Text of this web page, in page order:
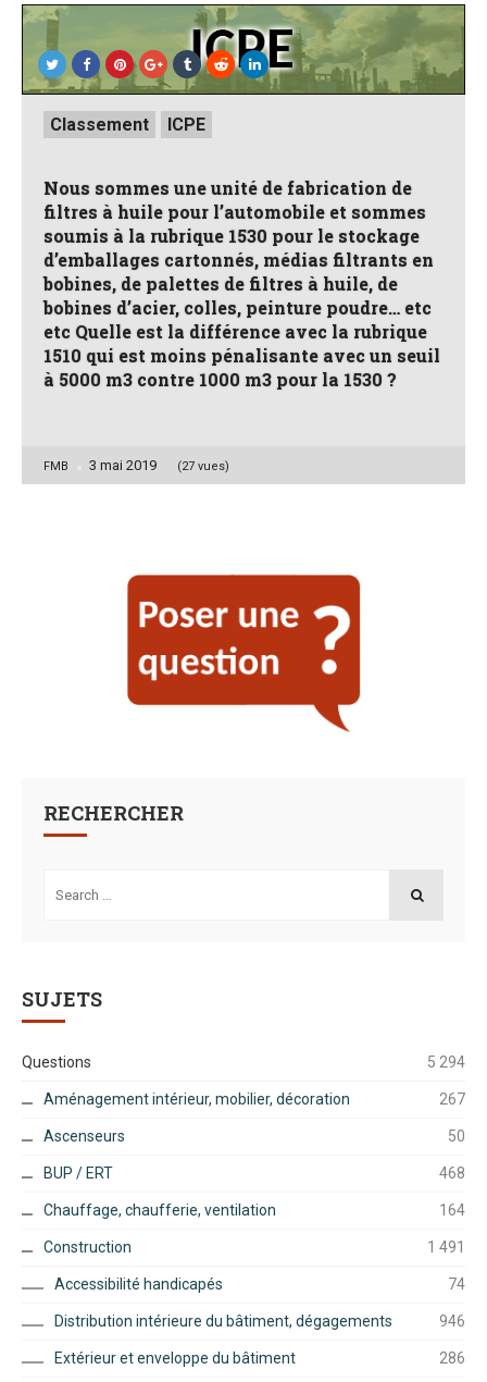
Posted
inClassement ICPE
Nous sommes une unité de fabrication de
filtres à huile pour l’automobile et sommes
soumis à la rubrique 1530 pour le stockage
d’emballages cartonnés, médias filtrants en
bobines, de palettes de filtres à huile, de
bobines d’acier, colles, peinture poudre… etc
etc Quelle est la différence avec la rubrique
1510 qui est moins pénalisante avec un seuil
à 5000 m3 contre 1000 m3 pour la 1530 ?
Posted
FMB 3 mai 2019 (27 vues)
RECHERCHER
for:
SUJETS
Questions 5 294
Aménagement intérieur, mobilier, décoration 267
Ascenseurs 50
BUP / ERT 468
Chauffage, chaufferie, ventilation 164
Construction 1 491
Accessibilité handicapés 74
Distribution intérieure du bâtiment, dégagements 946
Extérieur et enveloppe du bâtiment 286